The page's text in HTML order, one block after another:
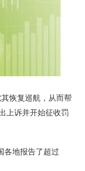
恢复巡航，从而帮
上诉并开始征收罚
各地报告了超过